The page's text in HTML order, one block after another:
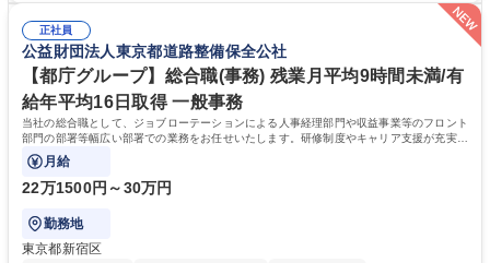
常に改善を目指す風土のため、安心して業務に取り組んでいただけます。
募集職種 【大阪・京都・滋賀】営業事務 ※未経験可
により、キーエンスの付加価値向上に貢献します。ベースの定型業務に加
えて、お客様や社員の状況に合わせ、能動的なサポート、改善の動きも期
待され。組織を支えるスペシャリストとして、チームに貢献し、結果的に
社員から頼られる存在になることができます。平均19:30の退勤以降の業
務の持ち帰りも禁止されており、メリハリのある働き方となります。 学
歴・資格 学歴：大学院 大学 高専 短大 語学力： 資格：
正社員
公益財団法人東京都道路整備保全公社
【都庁グループ】総合職(事務) 残業月平均9時間未満/有
給年平均16日取得 一般事務
当社の総合職として、ジョブローテーションによる人事経理部門や収益事業等のフロント
部門の部署等幅広い部署での業務をお任せいたします。研修制度やキャリア支援が充実し
ております！ ※下記業務詳細
月給
22万1500円～30万円
勤務地
東京都新宿区